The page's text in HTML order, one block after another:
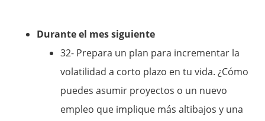
Durante el mes siguiente
32- Prepara un plan para incrementar la
volatilidad a corto plazo en tu vida. ¿Cómo
puedes asumir proyectos o un nuevo
empleo que implique más altibajos y una